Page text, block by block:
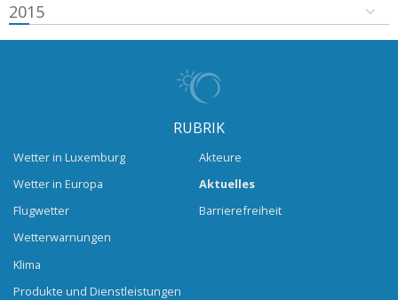
2015
RUBRIK
Wetter in Luxemburg
Wetter in Europa
Flugwetter
Wetterwarnungen
Klima
Produkte und Dienstleistungen
Akteure
Aktuelles
Barrierefreiheit